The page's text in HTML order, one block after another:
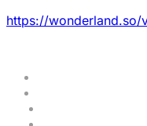
https://wonderland.so/